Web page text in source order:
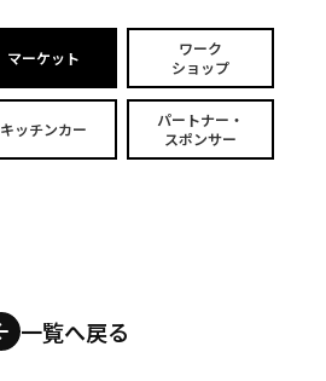
マーケット
ワーク
ショップ
キッチンカー
パートナー・
スポンサー
一覧へ戻る